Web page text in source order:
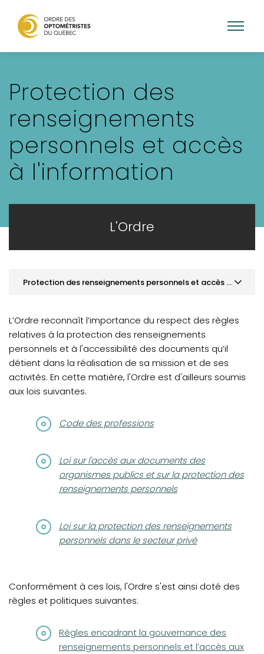
contenu
Protection des
renseignements
personnels et accès
à l'information
L'Ordre
Protection des renseignements personnels et accès à l'information
Gouvernance
Notre équipe
Protection des renseignements personnels et accès à
L’Ordre reconnaît l’importance du respect des règles
relatives à la protection des renseignements
personnels et à l'accessibilité des documents qu’il
détient dans la réalisation de sa mission et de ses
activités. En cette matière, l'Ordre est d'ailleurs soumis
aux lois suivantes.
(opens in a new tab)
Code des professions
(opens in a new tab)
Loi sur l'accès aux documents des
organismes publics et sur la protection des
renseignements personnels
(opens in a new tab)
Loi sur la protection des renseignements
personnels dans le secteur privé
Conformément à ces lois, l'Ordre s'est ainsi doté des
règles et politiques suivantes:
(opens in a new tab)
Règles encadrant la gouvernance des
renseignements personnels et l’accès aux